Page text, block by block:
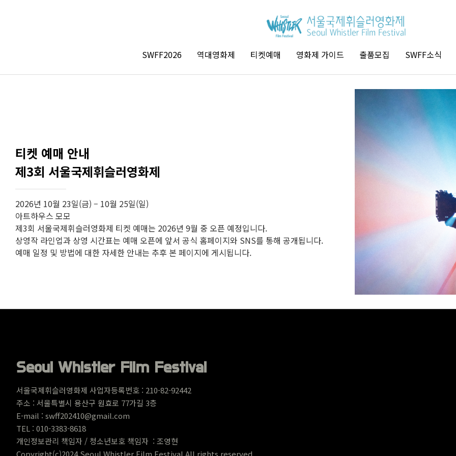
SWFF2026 역대영화제 티켓예매 영화제 가이드 출품모집 SWFF소식
티켓 예매 안내
제3회 서울국제휘슬러영화제
2026년 10월 23일(금) – 10월 25일(일)
아트하우스 모모
제3회 서울국제휘슬러영화제 티켓 예매는 2026년 9월 중 오픈 예정입니다.
상영작 라인업과 상영 시간표는 예매 오픈에 앞서 공식 홈페이지와 SNS를 통해 공개됩니다.
예매 일정 및 방법에 대한 자세한 안내는 추후 본 페이지에 게시됩니다.
Seoul Whistler Film Festival
서울국제휘슬러영화제 사업자등록번호 : 210-82-92442
주소 : 서울특별시 용산구 원효로 77가길 3층
E-mail : swff202410@gmail.com
TEL : 010-3383-8618
개인정보관리 책임자 / 청소년보호 책임자 : 조영현
Copyright(c)2024 Seoul Whistler Film Festival All rights reserved